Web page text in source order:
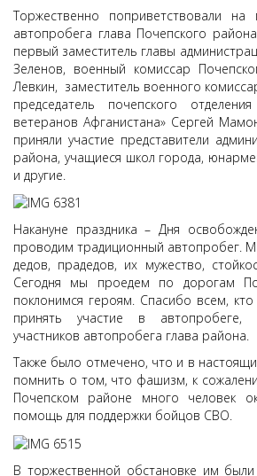
Торжественно поприветствовали на
автопробега глава Почепского
первый заместитель главы
Зеленов, военный комиссар
Левкин, заместитель военного
председатель почепского
ветеранов Афганистана» Сергей
приняли участие представители
района, учащиеся школ города,
и другие.
Накануне праздника – Дня
проводим традиционный автопробег.
дедов, прадедов, их мужество,
Сегодня мы проедем по дорогам
поклонимся героям. Спасибо всем, кто
принять участие в автопробеге,
участников автопробега глава района.
Также было отмечено, что и в
помнить о том, что фашизм, к
Почепском районе много человек
помощь для поддержки бойцов СВО.
В торжественной обстановке им